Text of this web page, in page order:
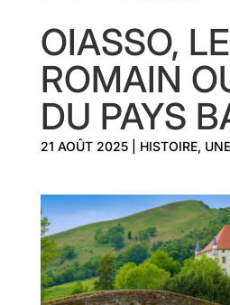
OIASSO,
ROMAIN
DU PAYS
21 AOÛT 2025| HISTOIRE, UNE